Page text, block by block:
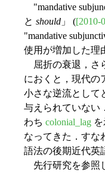
"mandative
と should 」 ([2010-
"mandative
使用が増加した理
屈折の衰退，さ
におくと，現代の
小さな逆流として
与えられていない
わち colonial_lag
なってきた．すな
語法の後期近代英
先行研究を参照